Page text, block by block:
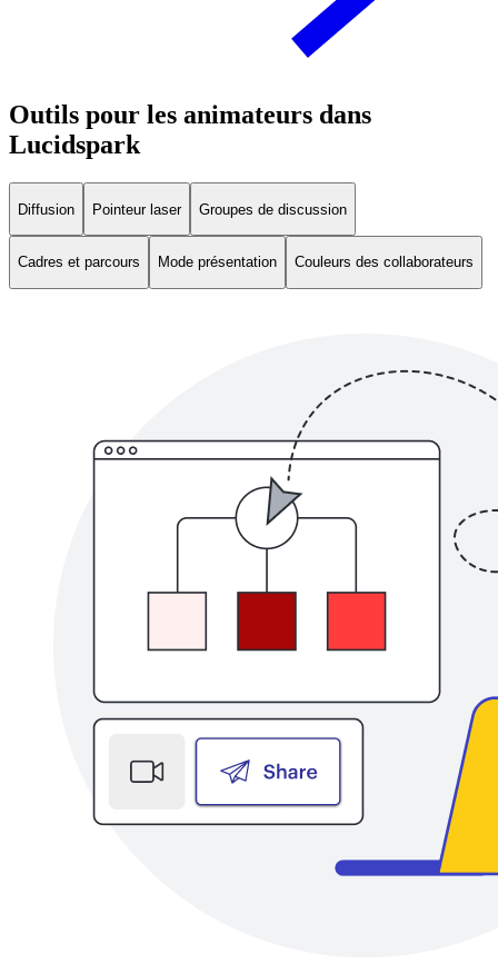
Outils pour les animateurs dans
Lucidspark
Diffusion Pointeur laser Groupes de discussion
Cadres et parcours Mode présentation Couleurs des collaborateurs